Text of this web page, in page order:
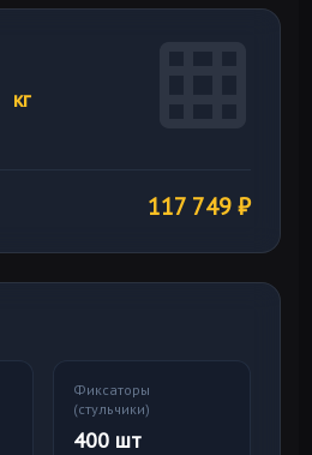
кг
117 749₽
Фиксаторы
(стульчики)
400 шт